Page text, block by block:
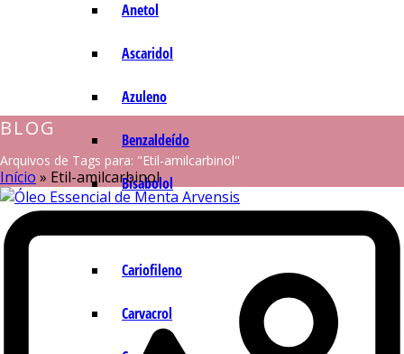
Anetol
Ascaridol
Azuleno
Benzaldeído
Bisabolol
Cariofileno
Carvacrol
BLOG
Arquivos de Tags para: "Etil-amilcarbinol"
Início » Etil-amilcarbinol